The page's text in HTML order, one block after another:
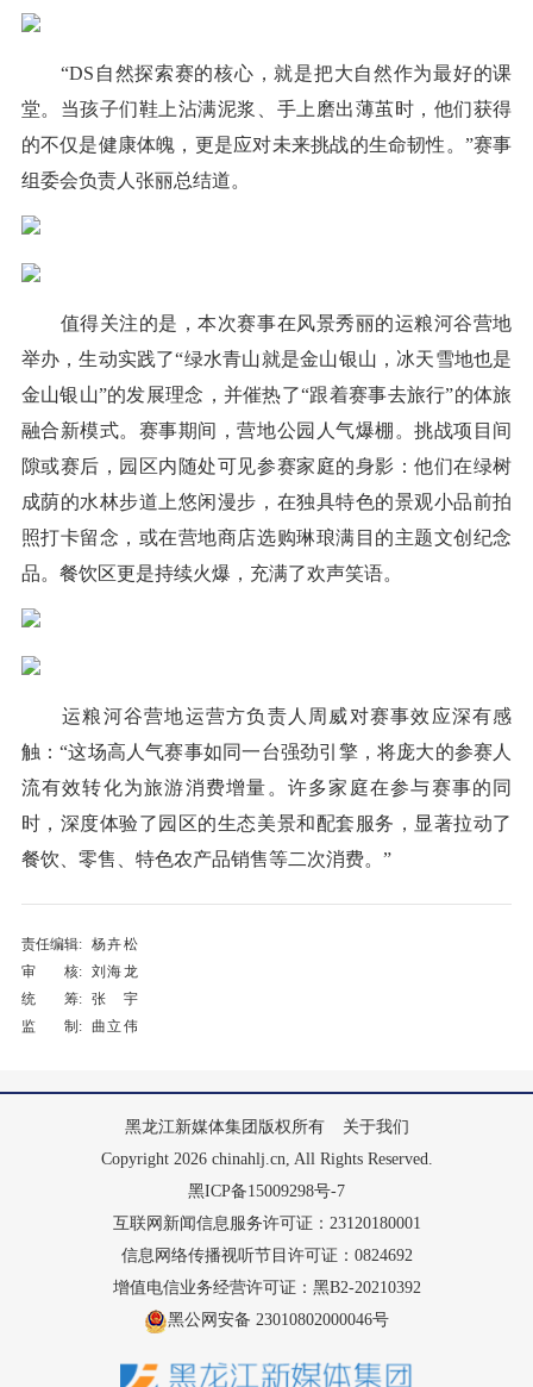
“DS自然探索赛的核心，就是把大自然作为最好的课
堂。当孩子们鞋上沾满泥浆、手上磨出薄茧时，他们获得
的不仅是健康体魄，更是应对未来挑战的生命韧性。”赛事
组委会负责人张丽总结道。
值得关注的是，本次赛事在风景秀丽的运粮河谷营地
举办，生动实践了“绿水青山就是金山银山，冰天雪地也是
金山银山”的发展理念，并催热了“跟着赛事去旅行”的体旅
融合新模式。赛事期间，营地公园人气爆棚。挑战项目间
隙或赛后，园区内随处可见参赛家庭的身影：他们在绿树
成荫的水林步道上悠闲漫步，在独具特色的景观小品前拍
照打卡留念，或在营地商店选购琳琅满目的主题文创纪念
品。餐饮区更是持续火爆，充满了欢声笑语。
运粮河谷营地运营方负责人周威对赛事效应深有感
触：“这场高人气赛事如同一台强劲引擎，将庞大的参赛人
流有效转化为旅游消费增量。许多家庭在参与赛事的同
时，深度体验了园区的生态美景和配套服务，显著拉动了
餐饮、零售、特色农产品销售等二次消费。”
责任编辑: 杨卉松
审 核: 刘海龙
统 筹: 张宇
监 制: 曲立伟
黑龙江新媒体集团版权所有
关于我们
Copyright 2026 chinahlj.cn, All Rights Reserved.
黑ICP备15009298号-7
互联网新闻信息服务许可证：23120180001
信息网络传播视听节目许可证：0824692
增值电信业务经营许可证：黑B2-20210392
黑公网安备 23010802000046号